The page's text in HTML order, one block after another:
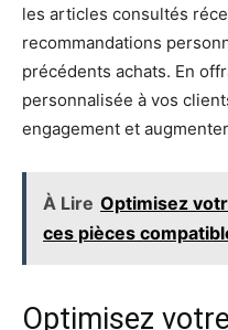
les articles consultés
recommandations
précédents achats. En
personnalisée à vos
engagement et
À Lire Optimisez
ces pièces
Optimisez